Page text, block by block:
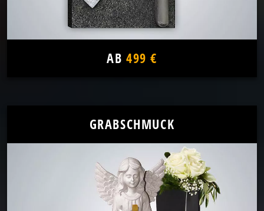
AB 499 €
GRABSCHMUCK